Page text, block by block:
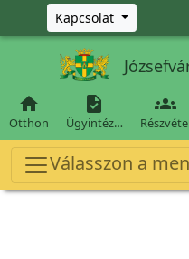
Ugrás a fő tartalomra
Kapcsolat

Otthon

Ügyintéz…

Válasszon a